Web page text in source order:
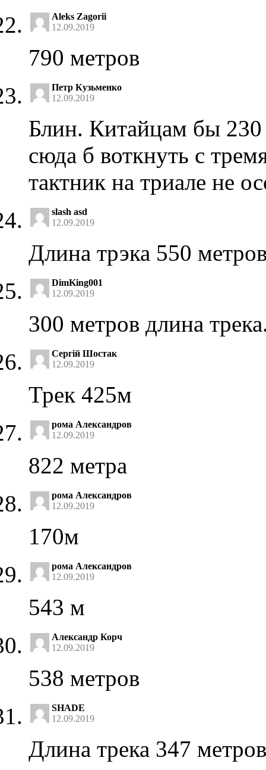
Aleks Zagorii
12.09.2019
790 метров
Петр Кузьменко
12.09.2019
Блин. Китайцам бы 230
сюда б воткнуть с
тактник на триале не
slash asd
12.09.2019
Длина трэка 550
DimKing001
12.09.2019
300 метров длина
Сергій Шостак
12.09.2019
Трек 425м
рома Александров
12.09.2019
822 метра
рома Александров
12.09.2019
170м
рома Александров
12.09.2019
543 м
Александр Корч
12.09.2019
538 метров
SHADE
12.09.2019
Длина трека 347 метров